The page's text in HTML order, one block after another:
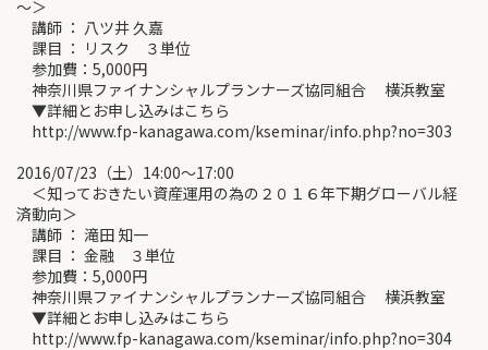
～＞
講師 ： 八ツ井 久嘉
課目 ： リスク ３単位
参加費：5,000円
神奈川県ファイナンシャルプランナーズ協同組合 横浜教室
▼詳細とお申し込みはこちら
http://www.fp-kanagawa.com/kseminar/info.php?no=303
2016/07/23（土）14:00～17:00
＜知っておきたい資産運用の為の２０１６年下期グローバル経
済動向＞
講師 ： 滝田 知一
課目 ： 金融 ３単位
参加費：5,000円
神奈川県ファイナンシャルプランナーズ協同組合 横浜教室
▼詳細とお申し込みはこちら
http://www.fp-kanagawa.com/kseminar/info.php?no=304